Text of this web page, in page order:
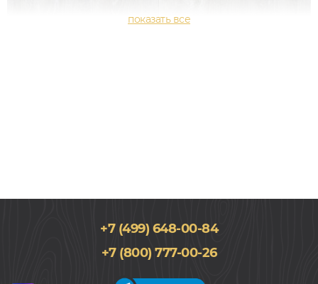
152,4x914,4, 3мм
Дуб, Однополосный, Водостойкий
+7 (499) 648-00-84
+7 (800) 777-00-26